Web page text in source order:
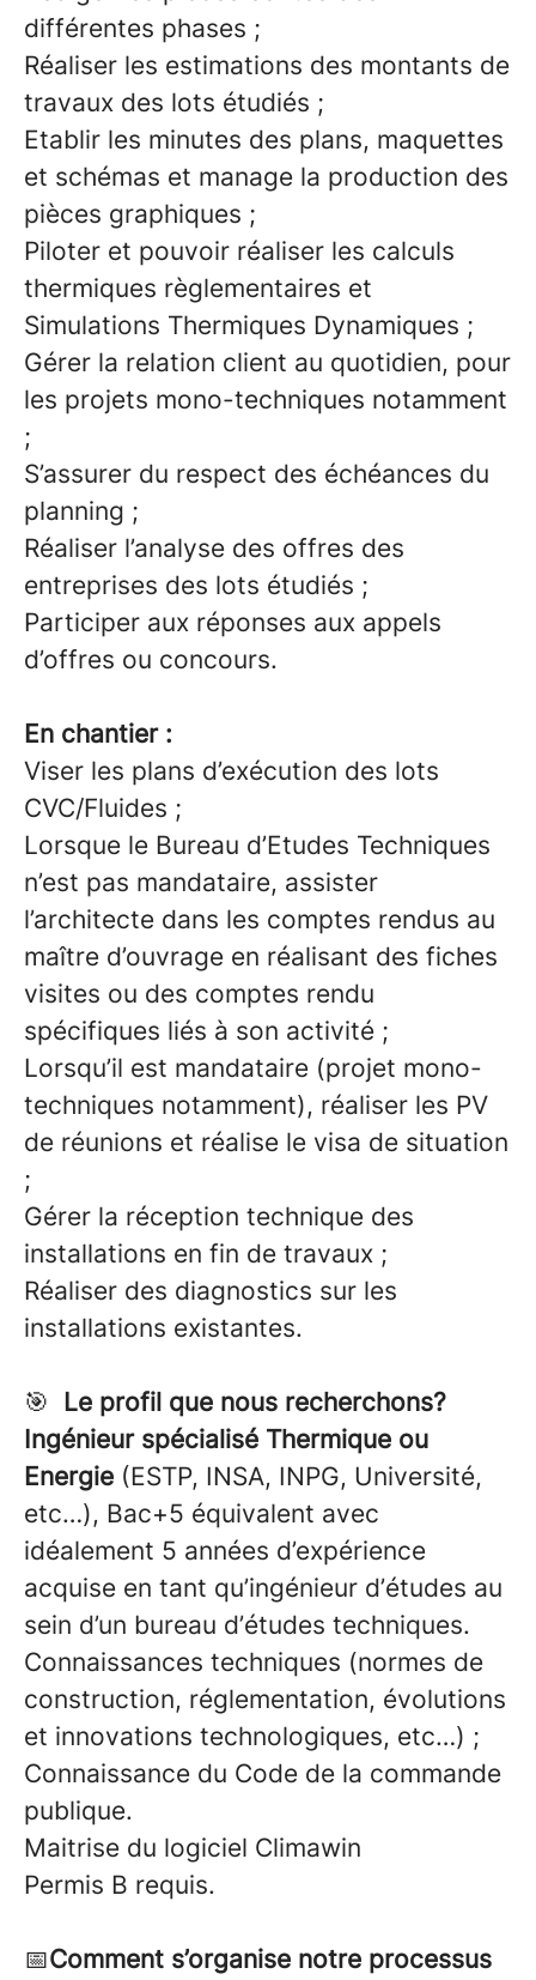
différentes phases ;
Réaliser les estimations des montants de
travaux des lots étudiés ;
Etablir les minutes des plans, maquettes
et schémas et manage la production des
pièces graphiques ;
Piloter et pouvoir réaliser les calculs
thermiques règlementaires et
Simulations Thermiques Dynamiques ;
Gérer la relation client au quotidien, pour
les projets mono-techniques notamment
;
S’assurer du respect des échéances du
planning ;
Réaliser l’analyse des offres des
entreprises des lots étudiés ;
Participer aux réponses aux appels
d’offres ou concours.
En chantier :
Viser les plans d’exécution des lots
CVC/Fluides ;
Lorsque le Bureau d’Etudes Techniques
n’est pas mandataire, assister
l’architecte dans les comptes rendus au
maître d’ouvrage en réalisant des fiches
visites ou des comptes rendu
spécifiques liés à son activité ;
Lorsqu’il est mandataire (projet mono-
techniques notamment), réaliser les PV
de réunions et réalise le visa de situation
;
Gérer la réception technique des
installations en fin de travaux ;
Réaliser des diagnostics sur les
installations existantes.
🎯 Le profil que nous recherchons?
Ingénieur spécialisé Thermique ou
Energie (ESTP, INSA, INPG, Université,
etc…), Bac+5 équivalent avec
idéalement 5 années d’expérience
acquise en tant qu’ingénieur d’études au
sein d’un bureau d’études techniques.
Connaissances techniques (normes de
construction, réglementation, évolutions
et innovations technologiques, etc…) ;
Connaissance du Code de la commande
publique.
Maitrise du logiciel Climawin
Permis B requis.
📅Comment s’organise notre processus